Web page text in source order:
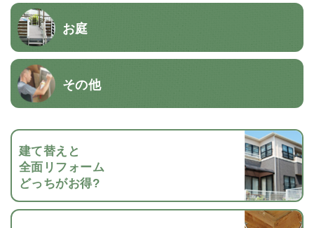
お庭
その他
建て替えと
全面リフォーム
どっちがお得?